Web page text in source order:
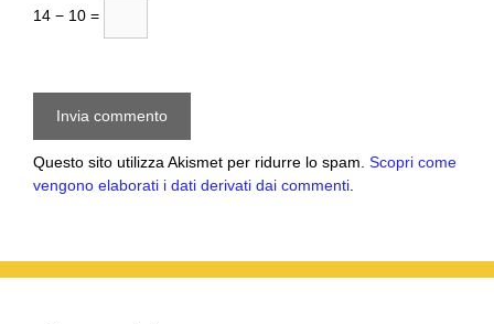
14 − 10 =
Questo sito utilizza Akismet per ridurre lo spam. Scopri come
vengono elaborati i dati derivati dai commenti.